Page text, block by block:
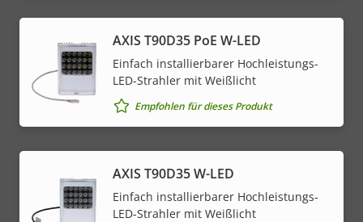
AXIS T90D35 PoE W-LED
Einfach installierbarer Hochleistungs-
LED-Strahler mit Weißlicht
Empfohlen für dieses Produkt
AXIS T90D35 W-LED
Einfach installierbarer Hochleistungs-
LED-Strahler mit Weißlicht